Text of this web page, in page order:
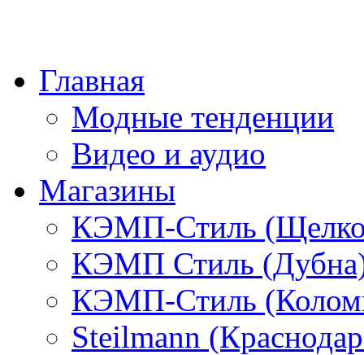
Главная
Модные тенденции
Видео и аудио
Магазины
КЭМП-Стиль
КЭМП Стиль
КЭМП-Стиль
Steilmann